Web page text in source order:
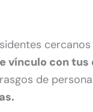
vínculo con tus
de